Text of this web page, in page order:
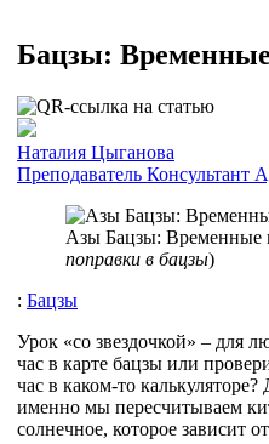
Бацзы:
Наталия Цыганова
Преподаватель Консультант
Азы Бацзы: Временные
поправки в бацзы)
: Бацзы
Урок «со звездочкой» – для
час в карте бацзы или
час в каком-то калькуляторе?
именно мы пересчитываем
солнечное, которое зависит